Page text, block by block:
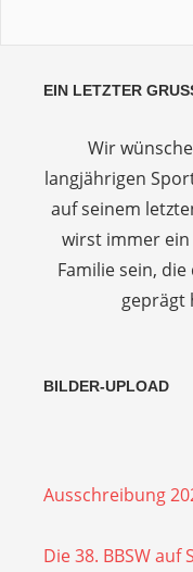
EIN LETZTER GRUSS
Wir
langjährigen
auf seinem
wirst immer ein
Familie sein,
geprägt
BILDER-UPLOAD
Ausschreibung
Die 38. BBSW auf